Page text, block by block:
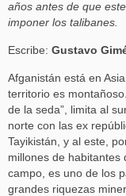
años antes de que
imponer los talibanes.
Escribe: Gustavo
Afganistán está en
territorio es
de la seda”, limita al
norte con las ex
Tayikistán, y al este,
millones de habitantes
campo, es uno de los
grandes riquezas